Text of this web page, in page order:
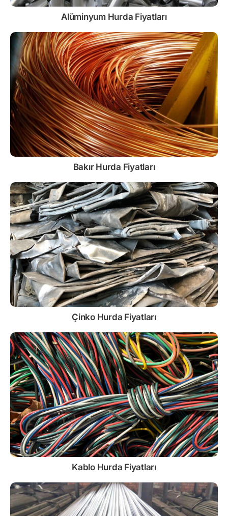
Alüminyum Hurda Fiyatları
Bakır Hurda Fiyatları
Çinko Hurda Fiyatları
Kablo Hurda Fiyatları